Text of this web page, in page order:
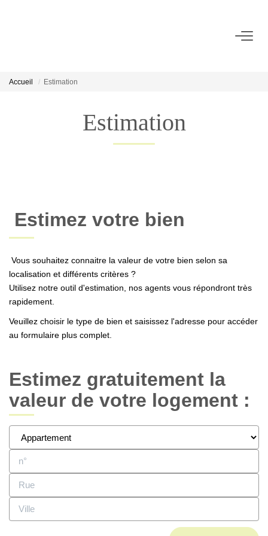
LOCATION
Notre Histoire
CONTACT
EN ES
Accueil Estimation
Estimation
Estimez votre bien
Vous souhaitez connaitre la valeur de votre bien selon sa
localisation et différents critères ?
Utilisez notre outil d'estimation, nos agents vous répondront très
rapidement.
Veuillez choisir le type de bien et saisissez l'adresse pour accéder
au formulaire plus complet.
Estimez gratuitement la
valeur de votre logement :